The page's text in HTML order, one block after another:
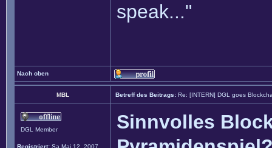
speak..."
Nach oben
MBL Betreff des Beitrags: Re: [INTERN] DGL goes
DGL Member
Registriert: Sa Mai 12, 2007
Sinnvolles